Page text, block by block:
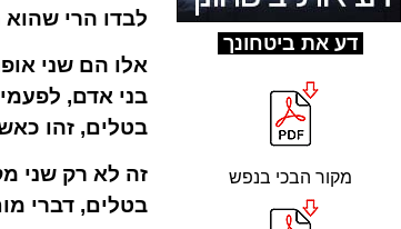
לבדו הרי
אלו הם שני
בני אדם,
בטלים, זהו
זה לא רק שני
בטלים, דברי
דע את ביטחונך
מקור הבכי בנפש